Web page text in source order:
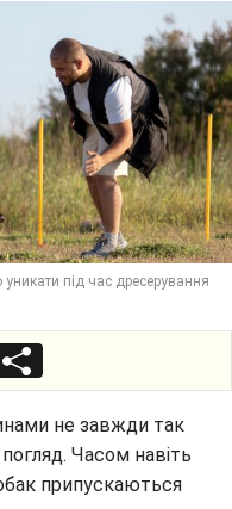
під час дресерування
не завжди так
Часом навіть
припускаються